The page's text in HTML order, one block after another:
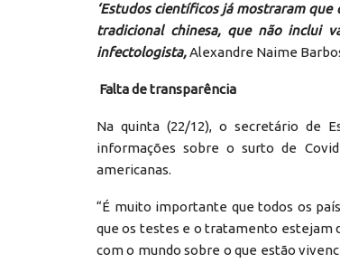
‘Estudos científicos já mostraram
tradicional chinesa, que não inclui
infectologista,Alexandre Naime
Falta de transparência
Na quinta (22/12), o secretário de
informações sobre o surto de
americanas.
“É muito importante que todos os
que os testes e o tratamento estejam
com o mundo sobre o que estão